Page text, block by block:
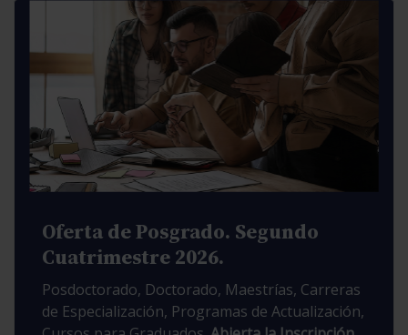
Oferta de Posgrado. Segundo
Cuatrimestre 2026.
Posdoctorado, Doctorado, Maestrías, Carreras
de Especialización, Programas de Actualización,